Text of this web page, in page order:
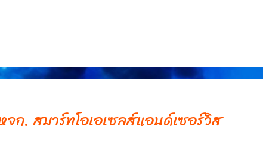
ก. สมาร์ทโอเอเซลส์แอนด์เซอร์วิส